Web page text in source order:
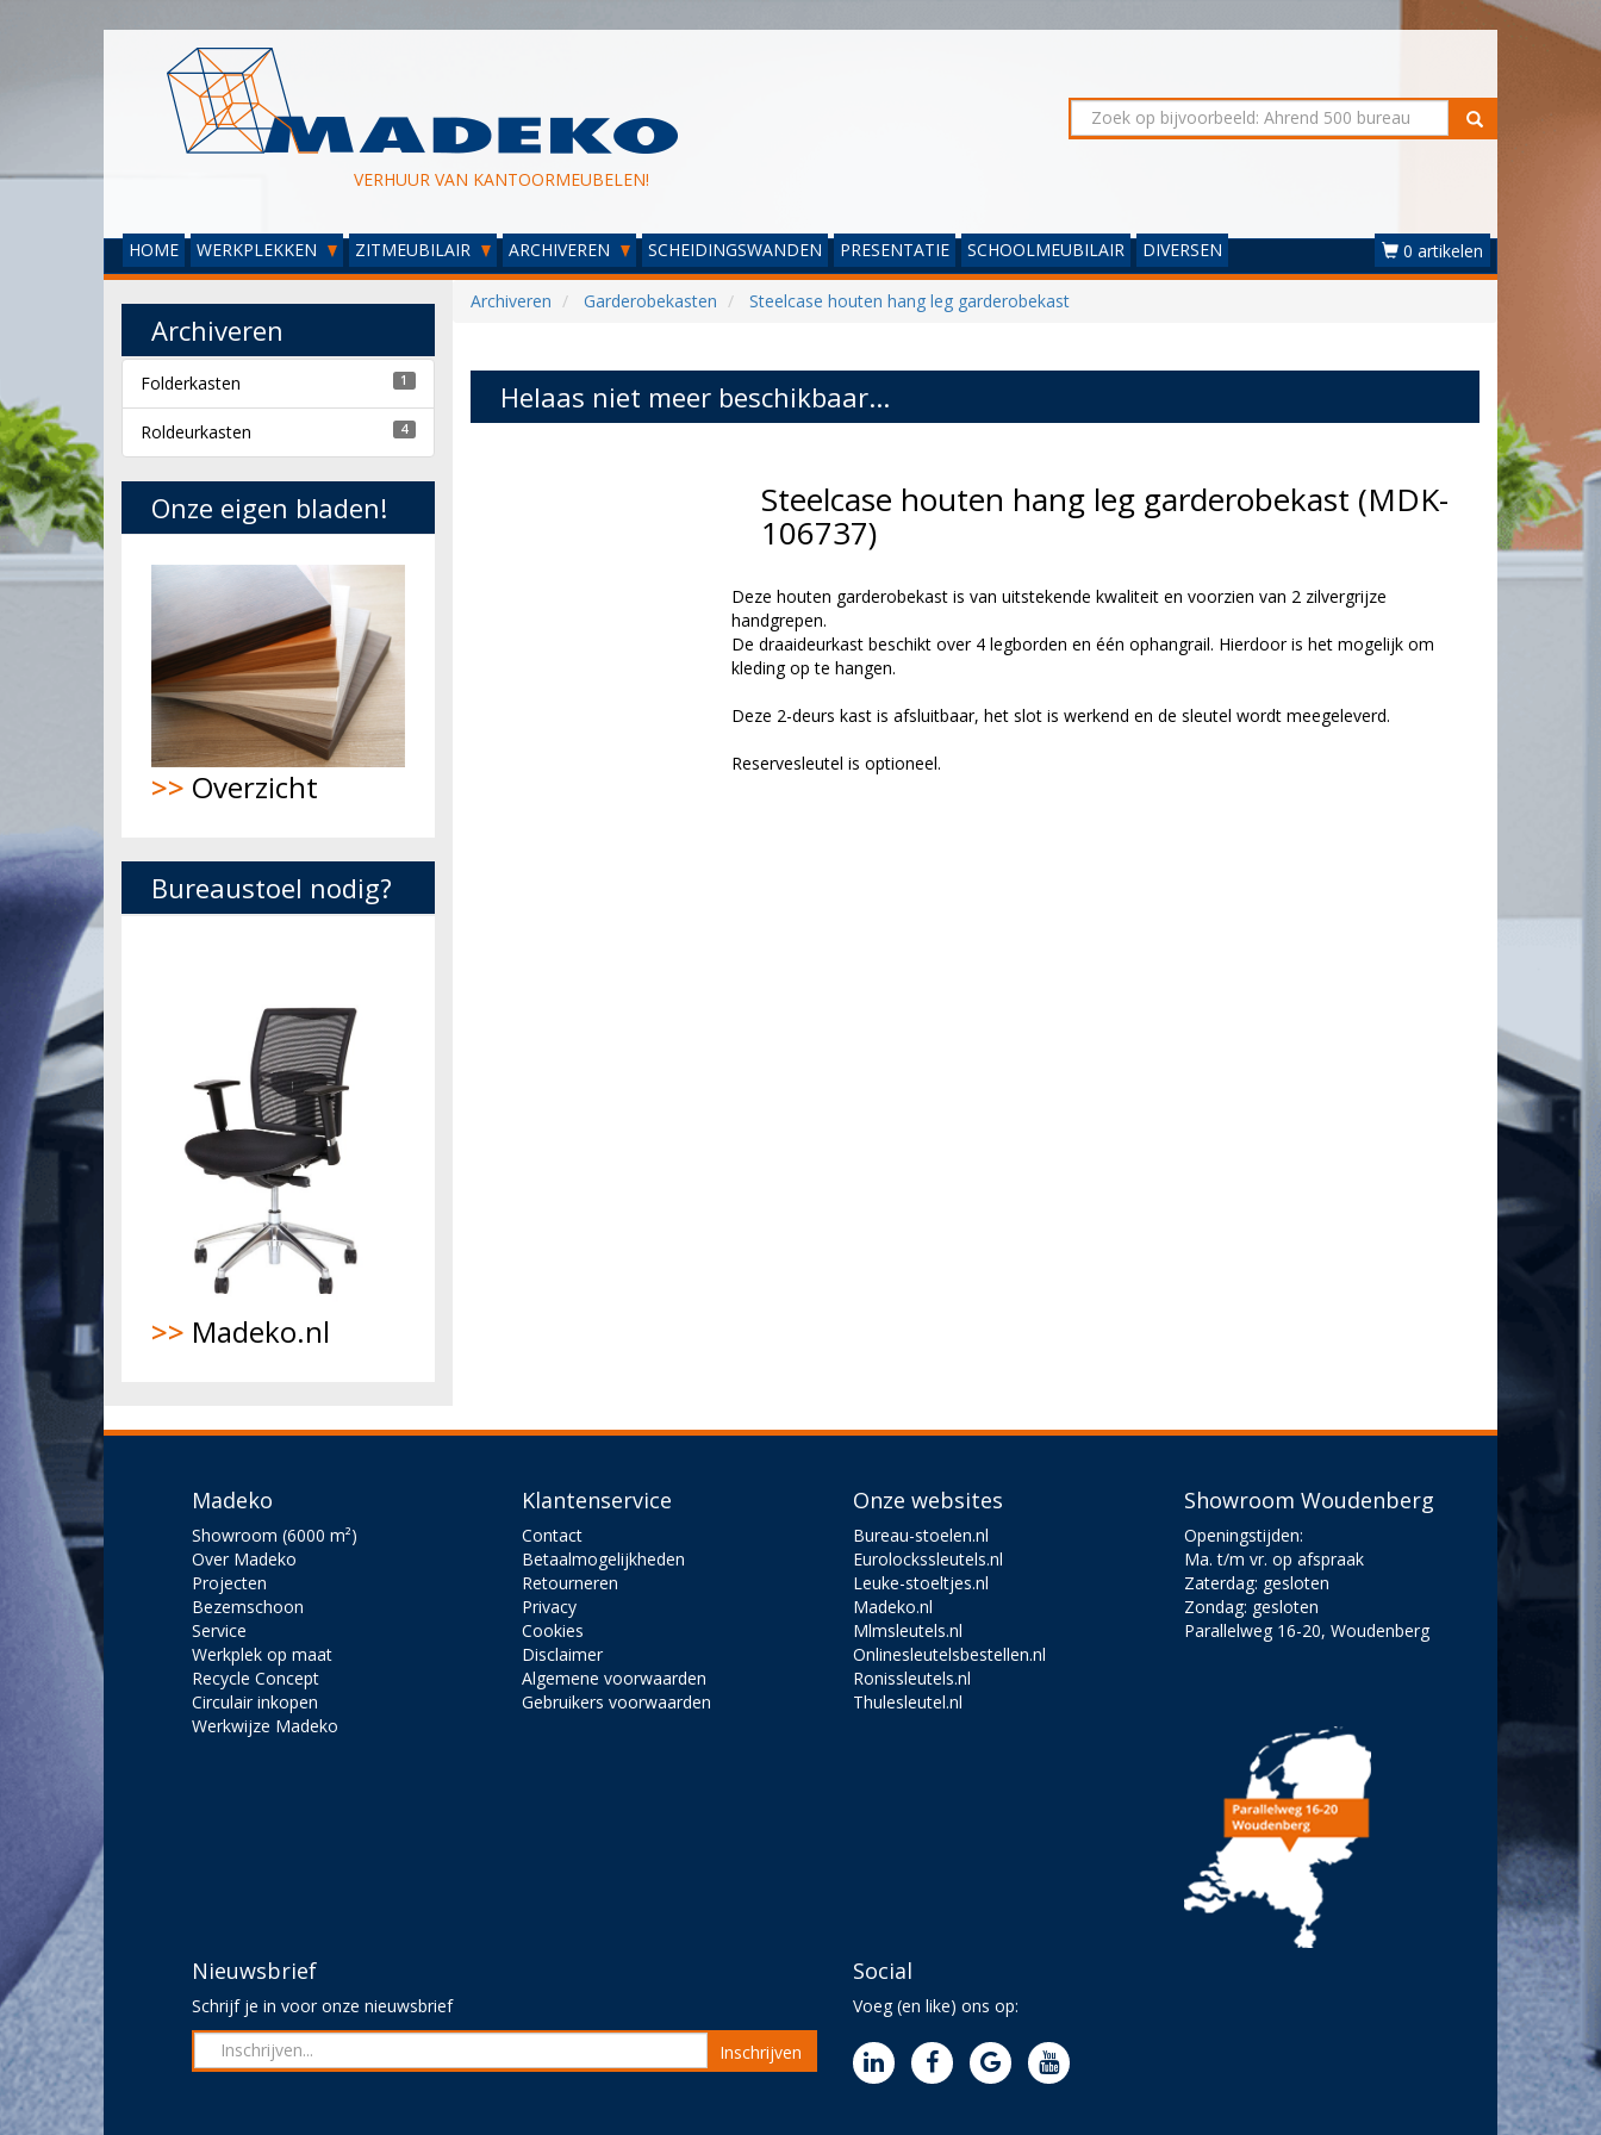
VERHUUR VAN KANTOORMEUBELEN!
HOME WERKPLEKKEN ZITMEUBILAIR ARCHIVEREN SCHEIDINGSWANDEN PRESENTATIE SCHOOLMEUBILAIR DIVERSEN 0 artikelen
Archiveren Garderobekasten Steelcase houten hang leg garderobekast
Helaas niet meer beschikbaar...
Steelcase houten hang leg garderobekast (MDK-
106737)
Deze houten garderobekast is van uitstekende kwaliteit en voorzien van 2 zilvergrijze
handgrepen.
De draaideurkast beschikt over 4 legborden en één ophangrail. Hierdoor is het mogelijk om
kleding op te hangen.
Deze 2-deurs kast is afsluitbaar, het slot is werkend en de sleutel wordt meegeleverd.
Reservesleutel is optioneel.
Archiveren
Folderkasten 1
Roldeurkasten 4
Onze eigen bladen!
>> Overzicht
Bureaustoel nodig?
>> Madeko.nl
Madeko
Showroom (6000 m²)
Over Madeko
Projecten
Bezemschoon
Service
Werkplek op maat
Recycle Concept
Circulair inkopen
Werkwijze Madeko
Klantenservice
Contact
Betaalmogelijkheden
Retourneren
Privacy
Cookies
Disclaimer
Algemene voorwaarden
Gebruikers voorwaarden
Onze websites
Bureau-stoelen.nl
Eurolockssleutels.nl
Leuke-stoeltjes.nl
Madeko.nl
Mlmsleutels.nl
Onlinesleutelsbestellen.nl
Ronissleutels.nl
Thulesleutel.nl
Showroom Woudenberg
Openingstijden:
Ma. t/m vr. op afspraak
Zaterdag: gesloten
Zondag: gesloten
Parallelweg 16-20, Woudenberg
Nieuwsbrief
Schrijf je in voor onze nieuwsbrief
Inschrijven
Social
Voeg (en like) ons op: